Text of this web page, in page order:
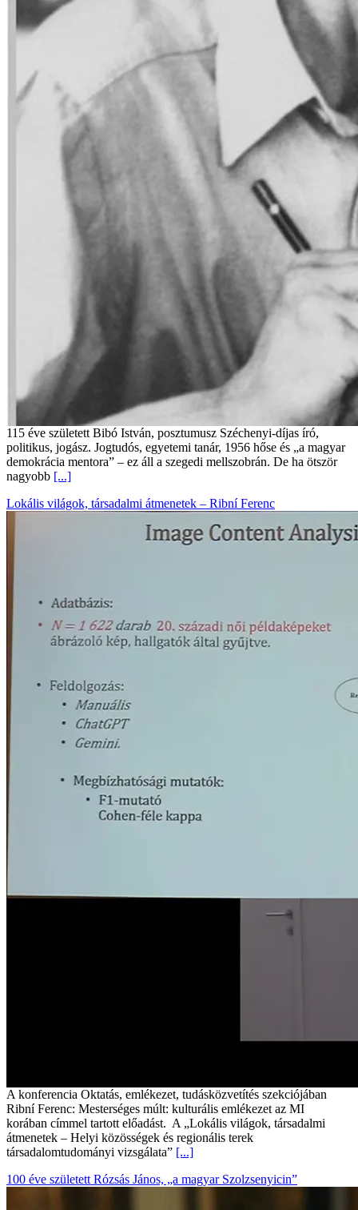
115 éve született Bibó István, posztumusz Széchenyi-díjas író,
politikus, jogász. Jogtudós, egyetemi tanár, 1956 hőse és „a magyar
demokrácia mentora” – ez áll a szegedi mellszobrán. De ha ötször
nagyobb [...]
Lokális világok, társadalmi átmenetek – Ribní Ferenc
A konferencia Oktatás, emlékezet, tudásközvetítés szekciójában
Ribní Ferenc: Mesterséges múlt: kulturális emlékezet az MI
korában címmel tartott előadást. A „Lokális világok, társadalmi
átmenetek – Helyi közösségek és regionális terek
társadalomtudományi vizsgálata” [...]
100 éve született Rózsás János, „a magyar Szolzsenyicin”